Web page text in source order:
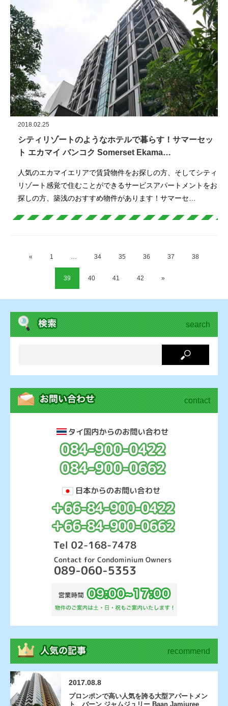
2018.02.25
シティリゾートのようなホテルで暮らす！サマーセッ
ト エカマイ バンコク Somerset Ekama…
人気のエカマイエリアで賃貸物件をお探しの方、そしてシティ
リゾート感覚で住むことができるサービスアパートメントをお
探しの方、築浅のおすすめ物件があります！サマーセ…
« 1 34 35 36 37 38
39 40 41 42 »
search
contact
recommend
2017.08.8
プロンポンで高い人気を誇る大型アパートメン
ト バーン ジャムジュリー Baan Jamjuree